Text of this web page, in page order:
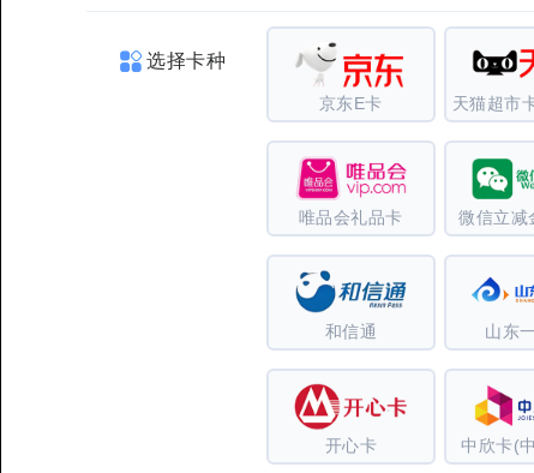
选择卡种
京东E卡 天猫超市
唯品会礼品卡 微信立减
和信通 山东
开心卡 中欣卡(